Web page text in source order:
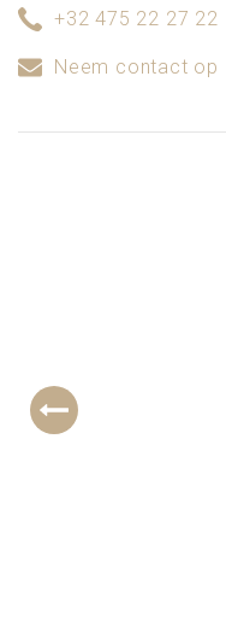
+32 475 22 27 22
Neem contact op